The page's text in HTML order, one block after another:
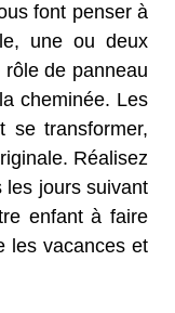
font penser à
une ou deux
de panneau
cheminée. Les
se transformer,
Réalisez
les jours suivant
enfant à faire
les vacances et